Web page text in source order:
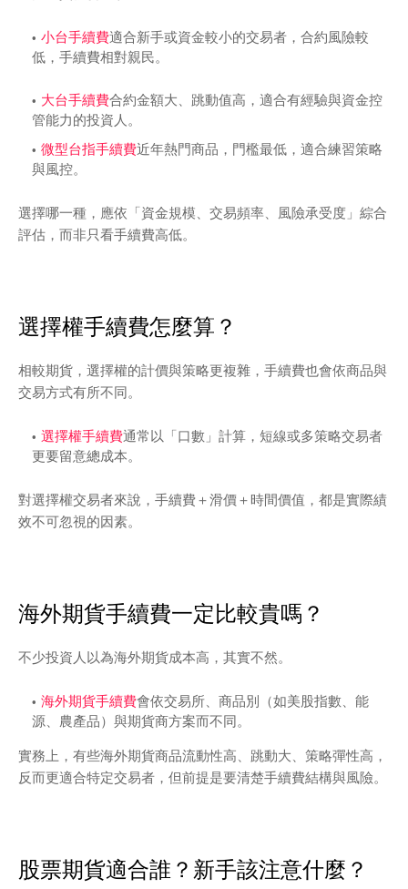
小台手續費適合新手或資金較小的交易者，合約風險較
低，手續費相對親民。
大台手續費合約金額大、跳動值高，適合有經驗與資金控
管能力的投資人。
微型台指手續費近年熱門商品，門檻最低，適合練習策略
與風控。
選擇哪一種，應依「資金規模、交易頻率、風險承受度」綜合
評估，而非只看手續費高低。
選擇權手續費怎麼算？
相較期貨，選擇權的計價與策略更複雜，手續費也會依商品與
交易方式有所不同。
選擇權手續費通常以「口數」計算，短線或多策略交易者
更要留意總成本。
對選擇權交易者來說，手續費＋滑價＋時間價值，都是實際績
效不可忽視的因素。
海外期貨手續費一定比較貴嗎？
不少投資人以為海外期貨成本高，其實不然。
海外期貨手續費會依交易所、商品別（如美股指數、能
源、農產品）與期貨商方案而不同。
實務上，有些海外期貨商品流動性高、跳動大、策略彈性高，
反而更適合特定交易者，但前提是要清楚手續費結構與風險。
股票期貨適合誰？新手該注意什麼？